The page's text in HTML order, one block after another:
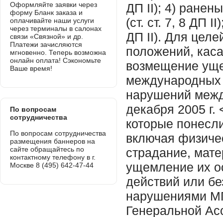
Оформляйте заявки через
форму Бланк заказа и
оплачивайте наши услуги
через терминалы в салонах
связи «Связной» и др.
Платежи зачисляются
мгновенно. Теперь возможна
онлайн оплата! Сэкономьте
Ваше время!
По вопросам
сотрудничества
По вопросам сотрудничества
размещения баннеров на
сайте обращайтесь по
контактному телефону в г.
Москве 8 (495) 642-47-44